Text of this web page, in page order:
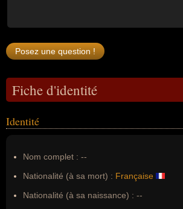
Fiche d'identité
Identité
Nom complet : --
Nationalité (à sa mort) : Française
Nationalité (à sa naissance) : --